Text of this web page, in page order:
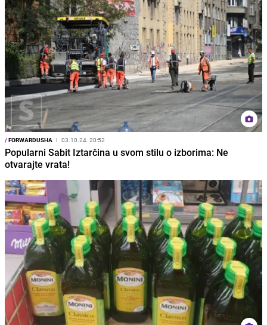
/FORWARDUSHA I 03.10.24. 20:52
Popularni Sabit Iztarčina u svom stilu o izborima: Ne
otvarajte vrata!